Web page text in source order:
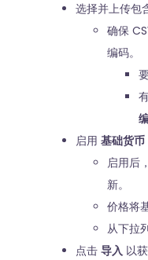
选择并上传包
确保
编码。
启用 基础货币
启用后
新。
价格将
从下拉
点击 导入以获